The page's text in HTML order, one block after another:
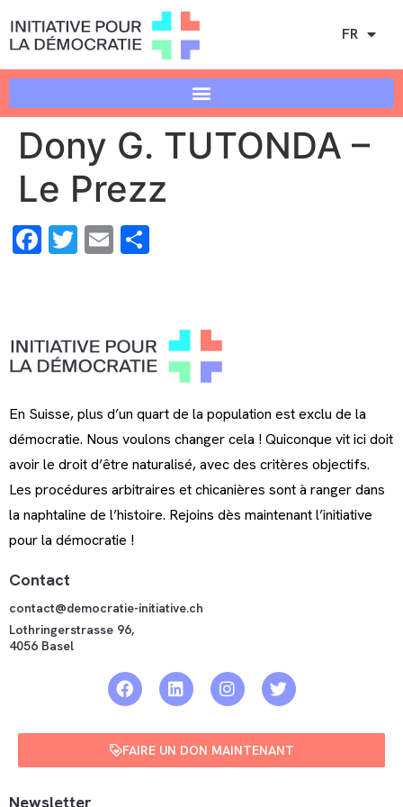
FR
Dony G. TUTONDA –
Le Prezz
Facebook
Twitter
Email
En Suisse, plus d’un quart de la population est exclu de la
démocratie. Nous voulons changer cela ! Quiconque vit ici doit
avoir le droit d’être naturalisé, avec des critères objectifs.
Les procédures arbitraires et chicanières sont à ranger dans
la naphtaline de l’histoire. Rejoins dès maintenant l’initiative
pour la démocratie !
Contact
contact@democratie-initiative.ch
Lothringerstrasse 96,
4056 Basel
FAIRE UN DON MAINTENANT
Newsletter